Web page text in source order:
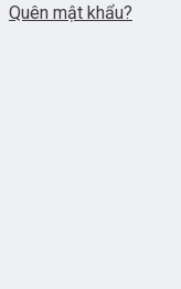
Quên mật khẩu?